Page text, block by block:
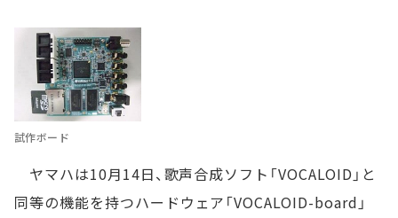
試作ボード
ヤマハは10月14日、歌声合成ソフト「VOCALOID」と
同等の機能を持つハードウェア「VOCALOID-board」